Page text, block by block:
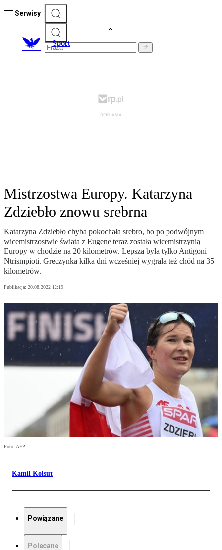
Serwisy
Sport
Mistrzostwa Europy. Katarzyna
Zdziebło znowu srebrna
Katarzyna Zdziebło chyba pokochała srebro, bo po podwójnym
wicemistrzostwie świata z Eugene teraz została wicemistrzynią
Europy w chodzie na 20 kilometrów. Lepsza była tylko Antigoni
Ntrismpioti. Greczynka kilka dni wcześniej wygrała też chód na 35
kilometrów.
Publikacja: 20.08.2022 12:19
Foto: AFP
Kamil Kołsut
Powiązane
Polecane